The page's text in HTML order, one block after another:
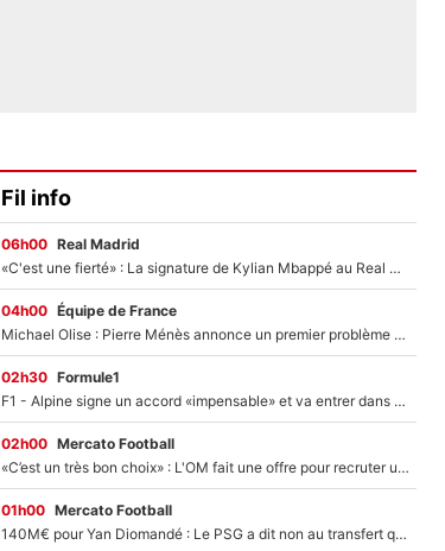
Fil info
06h00 Real Madrid
«C'est une fierté» : La signature de Kylian Mbappé au Real Madrid continue de régaler l'Espagne
04h00 Équipe de France
Michael Olise : Pierre Ménès annonce un premier problème pour Zinedine Zidane en équipe de France
02h30 Formule1
F1 - Alpine signe un accord «impensable» et va entrer dans une nouvelle dimension : Grande nouvelle pour Pierre Gasly !
02h00 Mercato Football
«C’est un très bon choix» : L'OM fait une offre pour recruter un ancien joueur du PSG... et c'est validé dans l'After Foot !
01h00 Mercato Football
140M€ pour Yan Diomandé : Le PSG a dit non au transfert qui bat tous les records sur le mercato